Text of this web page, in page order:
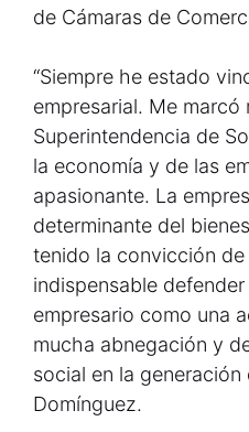
de Cámaras de
“Siempre he estado
empresarial. Me
Superintendencia de
la economía y de las
apasionante. La
determinante del
tenido la convicción
indispensable
empresario como una
mucha abnegación y
social en la generación
Domínguez.